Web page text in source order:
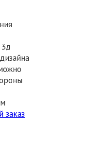
заказ